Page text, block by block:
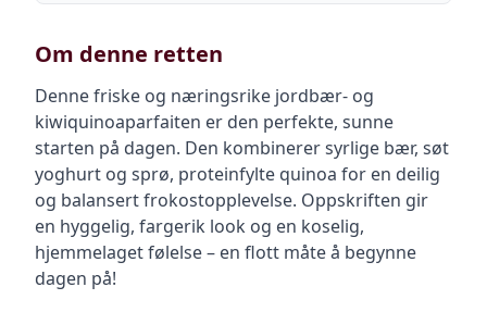
Om denne retten
Denne friske og næringsrike jordbær- og
kiwiquinoaparfaiten er den perfekte, sunne
starten på dagen. Den kombinerer syrlige bær, søt
yoghurt og sprø, proteinfylte quinoa for en deilig
og balansert frokostopplevelse. Oppskriften gir
en hyggelig, fargerik look og en koselig,
hjemmelaget følelse – en flott måte å begynne
dagen på!